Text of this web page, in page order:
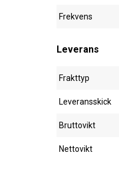
Frekvens
Leverans
Frakttyp
Leveransskick
Bruttovikt
Nettovikt